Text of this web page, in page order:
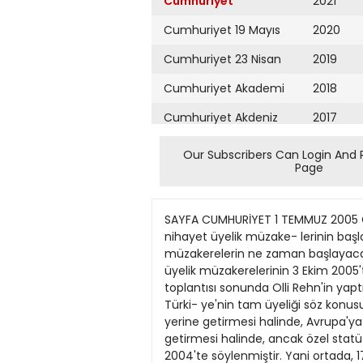
Cumhuriyet 19 Mayıs
Cumhuriyet 23 Nisan
Cumhuriyet Akademi
Cumhuriyet Akdeniz
Cumhuriyet Alışveriş
Cumhuriyet Ankara
Cumhuriyet Büyük
Taaruz
Cumhuriyet
Cumartesi
Cumhuriyet Çevre
2020
2019
2018
2017
2016
2015
2013
2012
2011
2010
2009
Our Subscribers Can Login And
Page
SAYFA CUMHURİYET 1 TEMMUZ 2005 CUMA HABERLER DUNYADABUGUN ALİ SİRMEN 3 Ekim'in Gelişi 17 Analık'tan Belliydi "Hadi gözünüz aydın, nihayet üyelik müzake- lerinin başlaması kesinleşti" diyelim mi? Aslında 3 Ekim 2005'in gelişi, 17 Aralık 2004'te belli olmuştu. Hem müzakerelerin ne zaman başlayacağı be- lirtilmişti AB'nin 2004 Aralık zirvesinde hem de nasıl bir sonuca yönelebileceği. Evet, AB ile üyelik müzakerelerinin 3 Ekim 2005'te başlayacağı AB Komisyonu'nun son toplantısında bir kez daha teyit edilmiştir. Komis- yon toplantısı sonunda Olli Rehn'in yaptığı açık- lama üstünkörü bile okunsa, gayet açıklıkla anla- şılacaktır ki, bu müzakerelerin sonunda Türki- ye'nin tam üyeliği söz konusu değildir. Olli Rehn sürecin çok çetin geçeceğini belirt- tikten sonra, "Ankara'nın üyelik koşullannı yerine getirmesi halinde, Avrupa'ya sıkı bağlarta demir- lenmesi gerektiğini" söylemiştir. Bu deyim, An- kara'nın bütün koşullan yerine getirmesi halinde, ancak özel statü ile "outsider" (harici) ortak ola- cağı anlamını taşımaktadır. Bütün bunlar Türkiye'ye daha 17 Aralık 2004'te söylenmiştir. Yani ortada, 17 Aralık'ta alı- nan kararlardan sapma anlamını taşıyan herhan- gi bir şey yoktur ve Türkiye'nin 17 Aralık'ta kabul ettiği koşullara şimdi karşı çıkmasının kabul edil- mesini beklemek de boşunadır. • • • Erdoğan - Gül ikilisi, 17 Aralık'ta, Türkiye'yi tam üyeliğe taşımayacak görüşme koşullannı ka- bul etmiş bulunmaktadırlar. Dışişleri Bakanı Abdullah Gül'e sorarsanız, "önemli olan müzakelerin başlamasıdır". Türkiye'yi AB üyeliğine taşımak isteyenlere so- rarsanız, bu ucu açık görüşmeler tam üyelik ile sonuçlanmayacağına göre, müzakerelerin başla- masının hiç de önemi yoktur. 16 -17 Aralık günlerinde Brüksel'deki pazarlık- lar sırasında, birtakım Dışişleri mensuplan, Erdo- ğan'a bu koşulların kabul edilemez olduğunu, verilecek en iyi yanıtın "Teşekkür ederiz, bu ko- şullarda görüşme istemiyoruz! Müzakereleri, siz, Türkiye'yi koşullan yerine getirdiğinde, tam üye- liğe kabul etmeye hazır hale gelene kadar askıya alalım" denmesini önermişlerdi. Böyle bir tutum en doğru tavır olacaktı. AB, Türkiye'yi tam üyeliğe almakta kendi açı- sından yarar gördüğü zaman nasıl olsa alacak, bunun için gerekli prosedürü başlatacaktı. Eğer AB bu tam üyeliği, kendi çıkariarına uygun bul- maz ise Türkiye ne yaparsa yapsın, görüşmeler sürse de almayacaktır. Olay bu kadar basittir. • • • Peki bu durumda Türkiye'nin "Non Merci!" de- mesinin yararı ne olacaktı? Türkiye'nin "Teşekkür ederiz kalsın!" demesi, Avrupa ile kendi sorunlannı,